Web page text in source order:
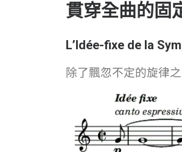
貫穿全曲的固
L’Idée-fixe de la
除了飄忽不定的旋律